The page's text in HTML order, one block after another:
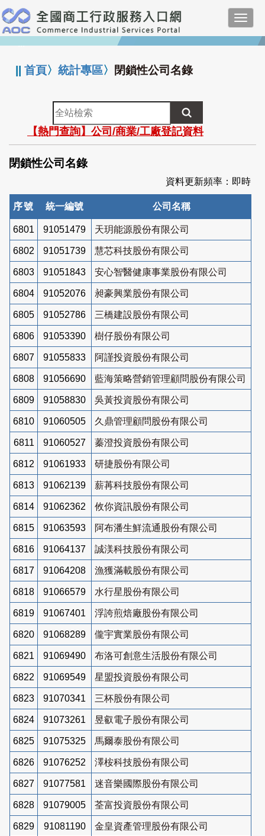
跳
到
主
要
:::
||首頁〉統計專區〉 閉鎖性公司名錄
全
站
檢
索
【熱門查詢】公司/商業/工廠登記資料
閉鎖性公司名錄
資料更新頻率：即時
序號 統一編號 公司名稱
6801 91051479 天玥能源股份有限公司
6802 91051739 慧芯科技股份有限公司
6803 91051843 安心智醫健康事業股份有限公司
6804 91052076 昶豪興業股份有限公司
6805 91052786 三橋建設股份有限公司
6806 91053390 樹仔股份有限公司
6807 91055833 阿謹投資股份有限公司
6808 91056690 藍海策略營銷管理顧問股份有限公司
6809 91058830 吳黃投資股份有限公司
6810 91060505 久鼎管理顧問股份有限公司
6811 91060527 蓁澄投資股份有限公司
6812 91061933 研捷股份有限公司
6813 91062139 薪苒科技股份有限公司
6814 91062362 攸你資訊股份有限公司
6815 91063593 阿布潘生鮮流通股份有限公司
6816 91064137 誠渼科技股份有限公司
6817 91064208 漁獲滿載股份有限公司
6818 91066579 水行星股份有限公司
6819 91067401 浮誇煎焙廠股份有限公司
6820 91068289 儱宇實業股份有限公司
6821 91069490 布洛可創意生活股份有限公司
6822 91069549 星盟投資股份有限公司
6823 91070341 三杯股份有限公司
6824 91073261 昱叡電子股份有限公司
6825 91075325 馬爾泰股份有限公司
6826 91076252 澤桉科技股份有限公司
6827 91077581 迷音樂國際股份有限公司
6828 91079005 荃富投資股份有限公司
6829 91081190 金皇資產管理股份有限公司